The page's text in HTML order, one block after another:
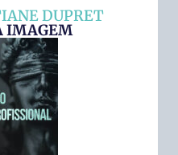
DUPRET
IMAGEM